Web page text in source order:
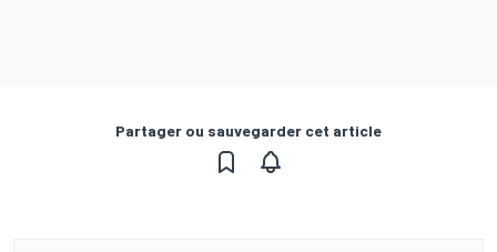
Partager ou sauvegarder cet article